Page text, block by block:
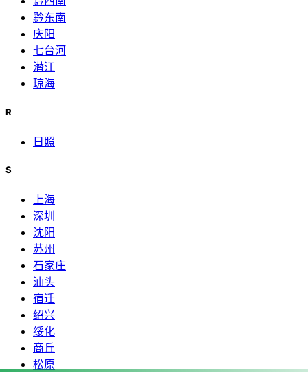
黔东南
庆阳
七台河
潜江
琼海
R
日照
S
上海
深圳
沈阳
苏州
石家庄
汕头
宿迁
绍兴
绥化
商丘
松原